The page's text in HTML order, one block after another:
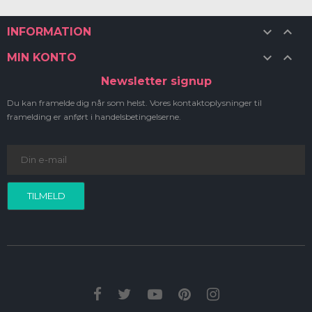
INFORMATION  
MIN KONTO  
Newsletter signup
Du kan framelde dig når som helst. Vores kontaktoplysninger til
framelding er anført i handelsbetingelserne.
TILMELD